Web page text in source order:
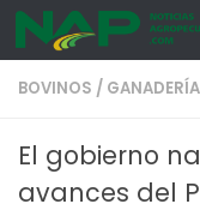
Skip to content
BOVINOS / GANADERÍA
El gobierno
avances del